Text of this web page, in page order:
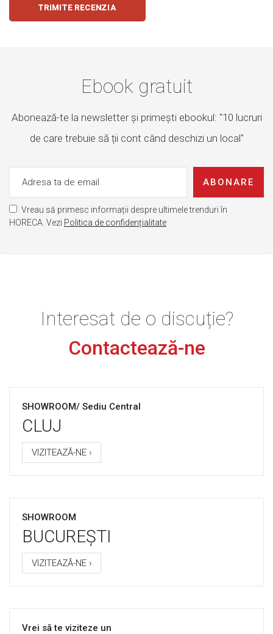
TRIMITE RECENZIA
Ebook gratuit
Abonează-te la newsletter și primești ebookul: "10 lucruri
de care trebuie să ții cont când deschizi un local"
ABONARE
Vreau să primesc informații despre ultimele trenduri în
HORECA. Vezi Politica de confidențialitate
Interesat de o discuție?
Contactează-ne
SHOWROOM/ Sediu Central
CLUJ
VIZITEAZĂ-NE ›
SHOWROOM
BUCUREȘTI
VIZITEAZĂ-NE ›
Vrei să te viziteze un